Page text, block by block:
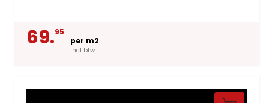
69.95
per m2
incl btw